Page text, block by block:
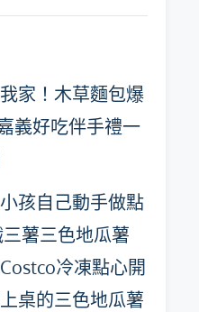
家！木草麵包爆
義好吃伴手禮一
孩自己動手做點
薯三色地瓜薯
冷凍點心開
桌的三色地瓜薯